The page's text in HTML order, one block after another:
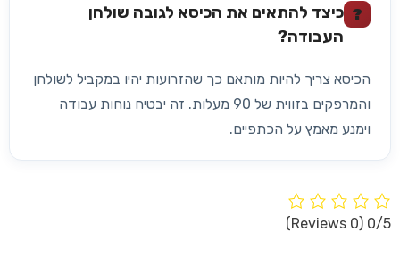
? כיצד להתאים את הכיסא לגובה שולחן
העבודה?
הכיסא צריך להיות מותאם כך שהזרועות יהיו במקביל לשולחן
והמרפקים בזווית של 90 מעלות. זה יבטיח נוחות עבודה
וימנע מאמץ על הכתפיים.
0/5
(0 Reviews)